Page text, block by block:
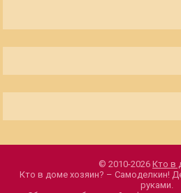
© 2010-2026 Кто в
Кто в доме хозяин? – Самоделкин!
руками.